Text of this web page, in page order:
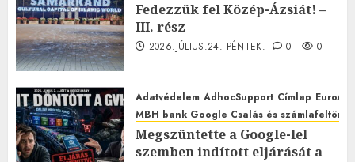
Fedezzük fel Közép-Ázsiát! –
III. rész
2026.JÚLIUS.24. PÉNTEK. 0 0
Adatvédelem AdhocSupport Címlap
MBH bank Google Csalás és
Megszüntette a Google-lel
szemben indított eljárását a